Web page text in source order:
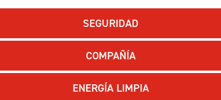
SEGURIDAD
COMPAÑÍA
ENERGÍA LIMPIA